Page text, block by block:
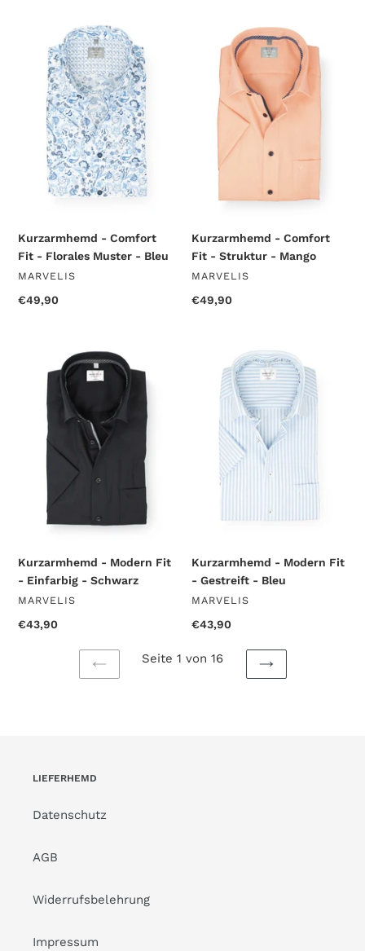
Comfort
Florales
Muster
Kurzarmhemd - Comfort
Fit - Florales Muster - Bleu
VERKÄUFER
MARVELIS
Normaler
€49,90
Comfort
Struktur
Kurzarmhemd - Comfort
Fit - Struktur - Mango
VERKÄUFER
MARVELIS
Normaler
€49,90
Modern
Einfarbig
Schwarz
Kurzarmhemd - Modern Fit
- Einfarbig - Schwarz
VERKÄUFER
MARVELIS
Normaler
€43,90
Modern
Gestreift
Kurzarmhemd - Modern Fit
- Gestreift - Bleu
VERKÄUFER
MARVELIS
Normaler
€43,90
VORHERIGE
Seite 1 von 16
NÄCHSTE
LIEFERHEMD
Datenschutz
AGB
Widerrufsbelehrung
Impressum